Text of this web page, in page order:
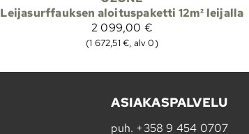
Leijasurffauksen aloituspaketti 12m² leijalla
2 099,00 €
(1 672,51 €, alv 0)
ASIAKASPALVELU
puh. +358 9 454 0707